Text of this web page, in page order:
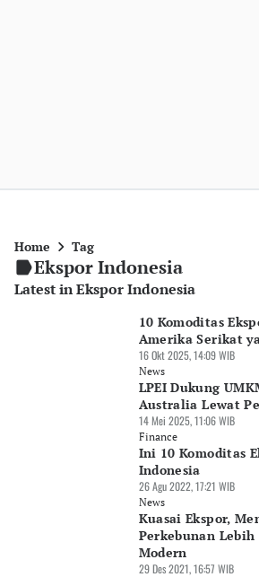
Home Tag
Ekspor Indonesia
Latest in Ekspor Indonesia
10 Komoditas
Amerika Serikat
16 Okt 2025, 14:09 WIB
News
LPEI Dukung
Australia Lewat
14 Mei 2025, 11:06 WIB
Finance
Ini 10 Komoditas
Indonesia
26 Agu 2022, 17:21 WIB
News
Kuasai Ekspor,
Perkebunan
Modern
29 Des 2021, 16:57 WIB